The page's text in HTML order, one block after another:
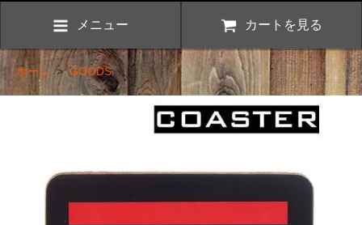
メニュー カートを見る
ホーム>GOODS